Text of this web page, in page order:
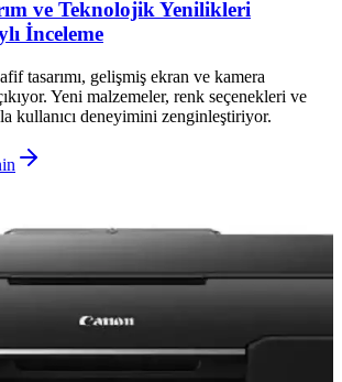
ve Teknolojik Yenilikleri
İnceleme
tasarımı, gelişmiş ekran ve kamera
Yeni malzemeler, renk seçenekleri ve
kullanıcı deneyimini zenginleştiriyor.